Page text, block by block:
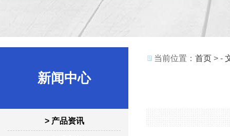
新闻中心
> 产品资讯
当前位置： 首页 > -